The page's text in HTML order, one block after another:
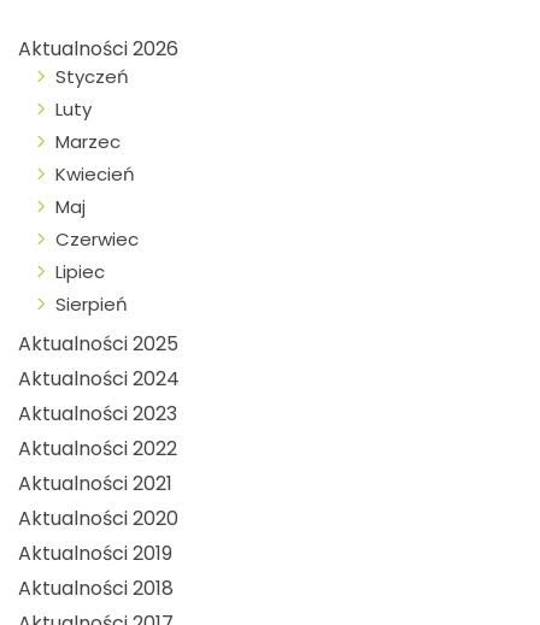
Aktualności 2026
Styczeń
Luty
Marzec
Kwiecień
Maj
Czerwiec
Lipiec
Sierpień
Aktualności 2025
Aktualności 2024
Aktualności 2023
Aktualności 2022
Aktualności 2021
Aktualności 2020
Aktualności 2019
Aktualności 2018